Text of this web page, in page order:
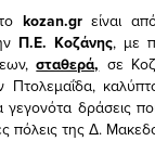
kozan.gr είναι
Π.Ε. Κοζάνης, με
σταθερά, σε
Πτολεμαΐδα,
δράσεις
πόλεις της Δ.